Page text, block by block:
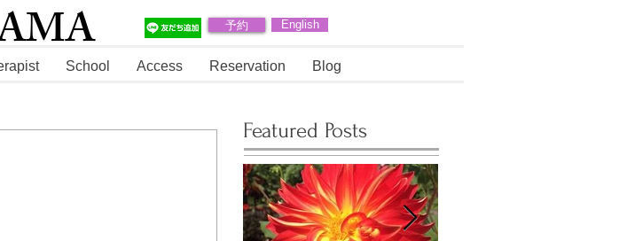
予約 English
School Access Reservation Blog
Featured Posts